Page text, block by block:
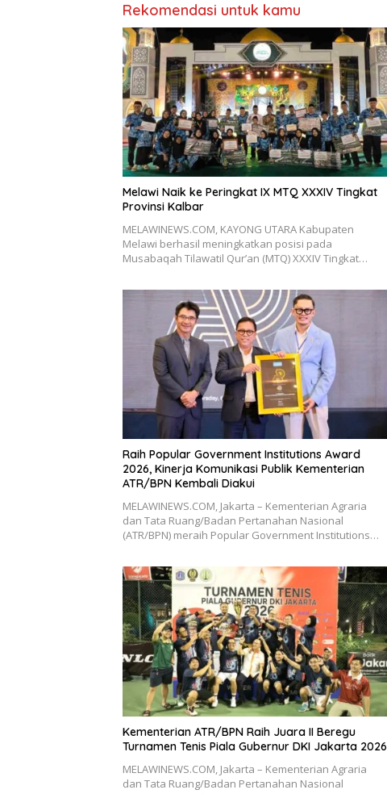
Rekomendasi untuk kamu
Melawi Naik ke Peringkat IX MTQ XXXIV Tingkat
Provinsi Kalbar
MELAWINEWS.COM, KAYONG UTARA Kabupaten
Melawi berhasil meningkatkan posisi pada
Musabaqah Tilawatil Qur’an (MTQ) XXXIV Tingkat…
Raih Popular Government Institutions Award
2026, Kinerja Komunikasi Publik Kementerian
ATR/BPN Kembali Diakui
MELAWINEWS.COM, Jakarta – Kementerian Agraria
dan Tata Ruang/Badan Pertanahan Nasional
(ATR/BPN) meraih Popular Government Institutions…
Kementerian ATR/BPN Raih Juara II Beregu
Turnamen Tenis Piala Gubernur DKI Jakarta 2026
MELAWINEWS.COM, Jakarta – Kementerian Agraria
dan Tata Ruang/Badan Pertanahan Nasional